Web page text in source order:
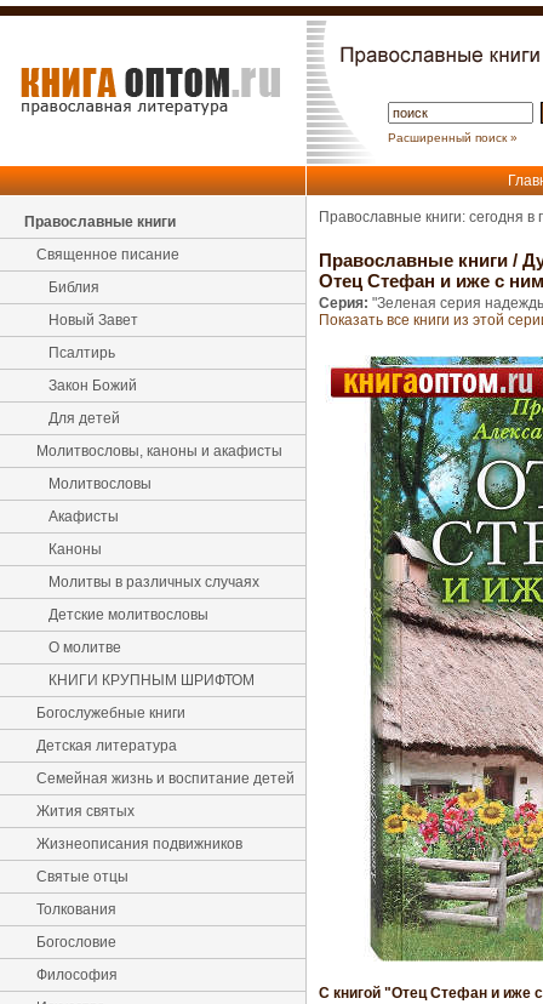
Расширенный поиск »
Православные книги
Священное писание
Библия
Новый Завет
Псалтирь
Закон Божий
Для детей
Молитвословы, каноны и акафисты
Молитвословы
Акафисты
Каноны
Молитвы в различных случаях
Детские молитвословы
О молитве
КНИГИ КРУПНЫМ ШРИФТОМ
Богослужебные книги
Детская литература
Семейная жизнь и воспитание детей
Жития святых
Жизнеописания подвижников
Святые отцы
Толкования
Богословие
Философия
Православные книги: сегодня
Православные книги /
Отец Стефан и иже с
Серия: "Зеленая серия
Показать все книги из этой
С книгой "Отец Стефан и иже